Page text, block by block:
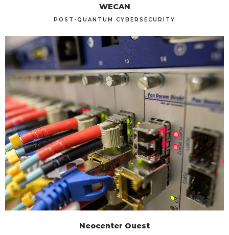
WECAN
POST-QUANTUM CYBERSECURITY
Neocenter Ouest